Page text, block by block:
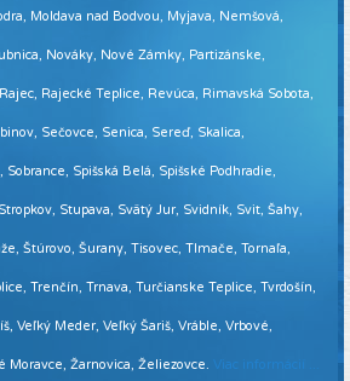
Moldava nad Bodvou, Myjava, Nemšová,
Nováky, Nové Zámky, Partizánske,
Rajecké Teplice, Revúca, Rimavská Sobota,
Sečovce, Senica, Sereď, Skalica,
Spišská Belá, Spišské Podhradie,
Stupava, Svätý Jur, Svidník, Svit, Šahy,
Štúrovo, Šurany, Tisovec, Tlmače, Tornaľa,
Trenčín, Trnava, Turčianske Teplice, Tvrdošín,
Veľký Meder, Veľký Šariš, Vráble, Vrbové,
Moravce, Žarnovica, Želiezovce. Viac informácií ...